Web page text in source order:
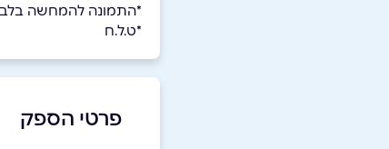
*התמונה להמחשה
*ט.ל.ח
פרטי הספק